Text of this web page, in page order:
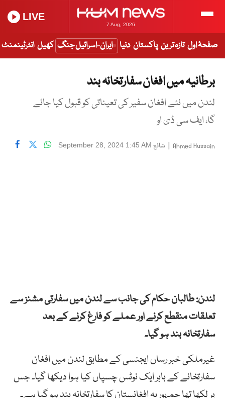
7 Aug, 2026
LIVE
صفحۂ اول تازہ ترین پاکستان دنیا ایران-اسرائیل جنگ کھیل انٹرٹینمنٹ
برطانیہ میں افغان سفارتخانہ بند
لندن میں نئے افغان سفیر کی تعیناتی کو قبول کیا جائے
گا، ایف سی ڈی او
Ahmed Hussain
| شائع September 28, 2024 1:45 AM
لندن: طالبان حکام کی جانب سے لندن میں سفارتی مشنز سے
تعلقات منقطع کرنے اور عملے کو فارغ کرنے کے بعد
سفارتخانہ بند ہو گیا۔
غیرملکی خبر رساں ایجنسی کے مطابق لندن میں افغان
سفارتخانے کے باہر ایک نوٹس چسپاں کیا ہوا دیکھا گیا۔ جس
پر لکھا تھا جمہوریہ افغانستان کا سفارتخانہ بند ہو گیا ہے۔